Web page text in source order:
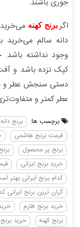
جوری باشند.
اگر برنج کهنه
دانه سالم
وجود نداشته باشد.
کپک نزده باشد و
دستی سنجش عطر و
عطر کمتر و
برچسب ها: برنج
قیمت برنج هاشمی
برنج پر محصول
خرید برنج ایرانی
کدام برنج ایرانی بهتر
گران ترین برنج ایرانی
خرید برنج طارم
برنج کهنه
خرید